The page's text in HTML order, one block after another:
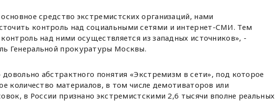
средство экстремистских организаций, нами
контроль над социальными сетями и интернет-СМИ. Тем
над ними осуществляется из западных источников», -
Генеральной прокуратуры Москвы.
абстрактного понятия «Экстремизм в сети», под которое
количество материалов, в том числе демотиваторов или
в России признано экстремистскими 2,6 тысячи вполне реальных